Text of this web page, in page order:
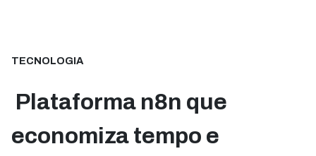
TECNOLOGIA
Plataforma n8n que
economiza tempo e